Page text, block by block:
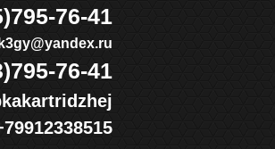
795-76-41
k3gy@yandex.ru
795-76-41